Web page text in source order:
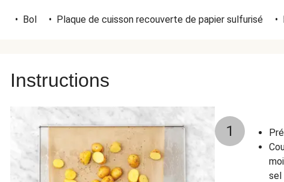
• Bol • Plaque de cuisson recouverte de papier sulfurisé •
Instructions
1
sel